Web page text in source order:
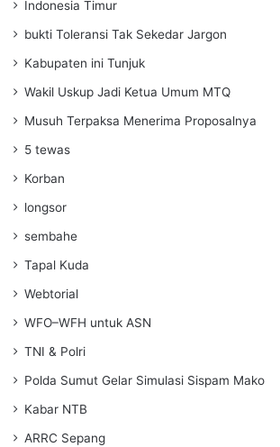
Indonesia Timur
bukti Toleransi Tak Sekedar Jargon
Kabupaten ini Tunjuk
Wakil Uskup Jadi Ketua Umum MTQ
Musuh Terpaksa Menerima Proposalnya
5 tewas
Korban
longsor
sembahe
Tapal Kuda
Webtorial
WFO–WFH untuk ASN
TNI & Polri
Polda Sumut Gelar Simulasi Sispam Mako
Kabar NTB
ARRC Sepang